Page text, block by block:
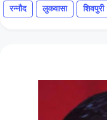
रन्नौद
लुकवासा शिवपुरी